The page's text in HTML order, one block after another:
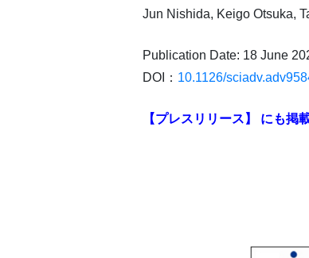
Jun Nishida, Keigo Otsuka,
Publication Date: 18 June
DOI： 10.1126/
【プレスリリース】 にも掲